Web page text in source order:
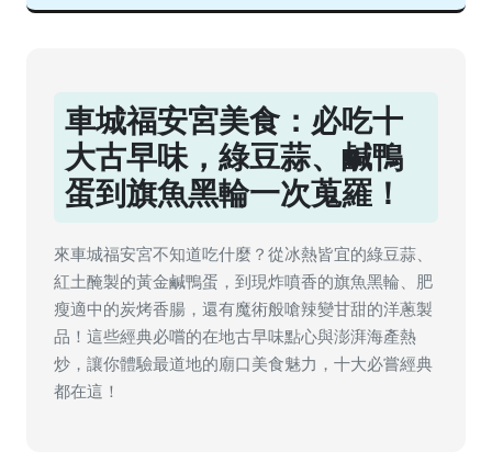
車城福安宮美食：必吃十
大古早味，綠豆蒜、鹹鴨
蛋到旗魚黑輪一次蒐羅！
來車城福安宮不知道吃什麼？從冰熱皆宜的綠豆蒜、
紅土醃製的黃金鹹鴨蛋，到現炸噴香的旗魚黑輪、肥
瘦適中的炭烤香腸，還有魔術般嗆辣變甘甜的洋蔥製
品！這些經典必嚐的在地古早味點心與澎湃海產熱
炒，讓你體驗最道地的廟口美食魅力，十大必嘗經典
都在這！